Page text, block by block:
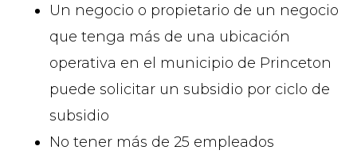
Un negocio o propietario de un negocio
que tenga más de una ubicación
operativa en el municipio de Princeton
puede solicitar un subsidio por ciclo de
subsidio
No tener más de 25 empleados